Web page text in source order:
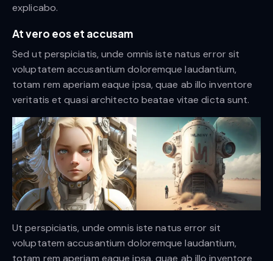
explicabo.
At vero eos et accusam
Sed ut perspiciatis, unde omnis iste natus error sit
voluptatem accusantium doloremque laudantium,
totam rem aperiam eaque ipsa, quae ab illo inventore
veritatis et quasi architecto beatae vitae dicta sunt.
Ut perspiciatis, unde omnis iste natus error sit
voluptatem accusantium doloremque laudantium,
totam rem aperiam eaque ipsa, quae ab illo inventore